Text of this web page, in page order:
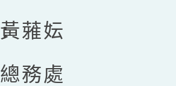
黃蕥妘
總務處